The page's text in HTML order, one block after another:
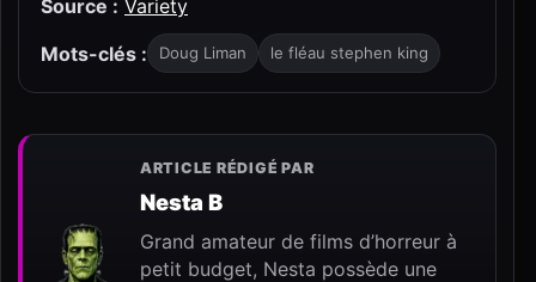
Source : Variety
Mots-clés :
Doug Liman le fléau stephen king
ARTICLE RÉDIGÉ PAR
Nesta B
Grand amateur de films d’horreur à
petit budget, Nesta possède une